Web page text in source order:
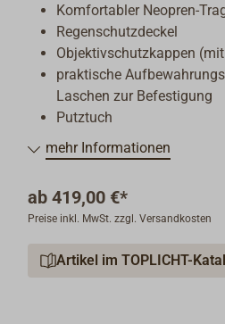
Komfortabler Neopren-
Regenschutzdeckel
Objektivschutzkappen
praktische
Laschen zur Befestigung
Putztuch
mehr Informationen
ab 419,00 €*
Preise inkl. MwSt. zzgl. Versandkosten
Artikel im TOPLICHT-